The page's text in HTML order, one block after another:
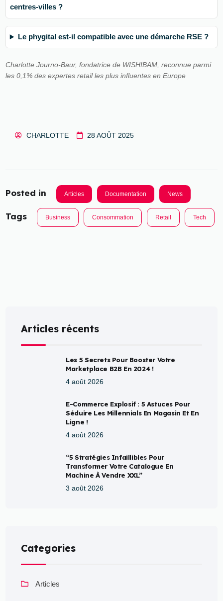
centres-villes ?
Le phygital est-il compatible avec une démarche RSE ?
Charlotte Journo-Baur, fondatrice de WISHIBAM, reconnue parmi
les 0,1% des expertes retail les plus influentes en Europe
CHARLOTTE 28 AOÛT 2025
Posted in Articles Documentation News
Tags Business Consommation Retail Tech
Articles récents
Les 5 Secrets Pour Booster Votre
Marketplace B2B En 2024 !
4 août 2026
E-Commerce Explosif : 5 Astuces Pour
Séduire Les Millennials En Magasin Et En
Ligne !
4 août 2026
“5 Stratégies Infaillibles Pour
Transformer Votre Catalogue En
Machine À Vendre XXL”
3 août 2026
Categories
Articles